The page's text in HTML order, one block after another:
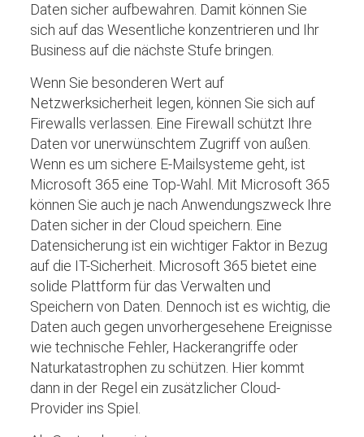
Daten sicher aufbewahren. Damit können Sie
sich auf das Wesentliche konzentrieren und Ihr
Business auf die nächste Stufe bringen.
Wenn Sie besonderen Wert auf
Netzwerksicherheit legen, können Sie sich auf
Firewalls verlassen. Eine Firewall schützt Ihre
Daten vor unerwünschtem Zugriff von außen.
Wenn es um sichere E-Mailsysteme geht, ist
Microsoft 365 eine Top-Wahl. Mit Microsoft 365
können Sie auch je nach Anwendungszweck Ihre
Daten sicher in der Cloud speichern. Eine
Datensicherung ist ein wichtiger Faktor in Bezug
auf die IT-Sicherheit. Microsoft 365 bietet eine
solide Plattform für das Verwalten und
Speichern von Daten. Dennoch ist es wichtig, die
Daten auch gegen unvorhergesehene Ereignisse
wie technische Fehler, Hackerangriffe oder
Naturkatastrophen zu schützen. Hier kommt
dann in der Regel ein zusätzlicher Cloud-
Provider ins Spiel.